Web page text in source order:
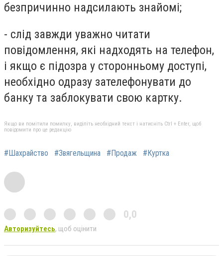
безпричинно надсилають знайомі;
- слід завжди уважно читати
повідомлення, які надходять на телефон,
і якщо є підозра у сторонньому доступі,
необхідно одразу зателефонувати до
банку та заблокувати свою картку.
Якщо ви помітили помилку, виділіть необхідний текст і натисніть Ctrl + Enter, щоб
повідомити про це редакцію
#Шахрайство #Звягельщина #Продаж #Куртка
0,0
Авторизуйтесь, щоб оцінити